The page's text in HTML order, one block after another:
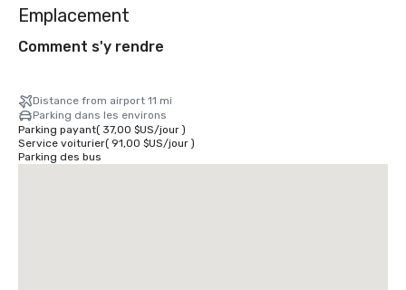
Emplacement
Comment s'y rendre
Distance from airport 11 mi
Parking dans les environs
Parking payant( 37,00 $US/jour)
Service voiturier( 91,00 $US/jour)
Parking des bus